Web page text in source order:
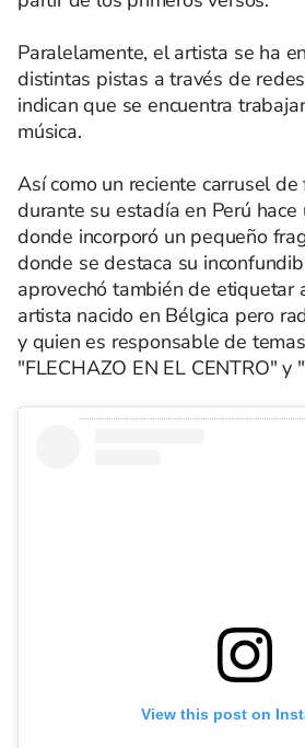
Paralelamente, el artista se ha
distintas pistas a través de
indican que se encuentra
música.
Así como un reciente carrusel
durante su estadía en Perú hace
donde incorporó un pequeño
donde se destaca su
aprovechó también de etiquetar
artista nacido en Bélgica pero
y quien es responsable de
"FLECHAZO EN EL CENTRO" y
View this post on